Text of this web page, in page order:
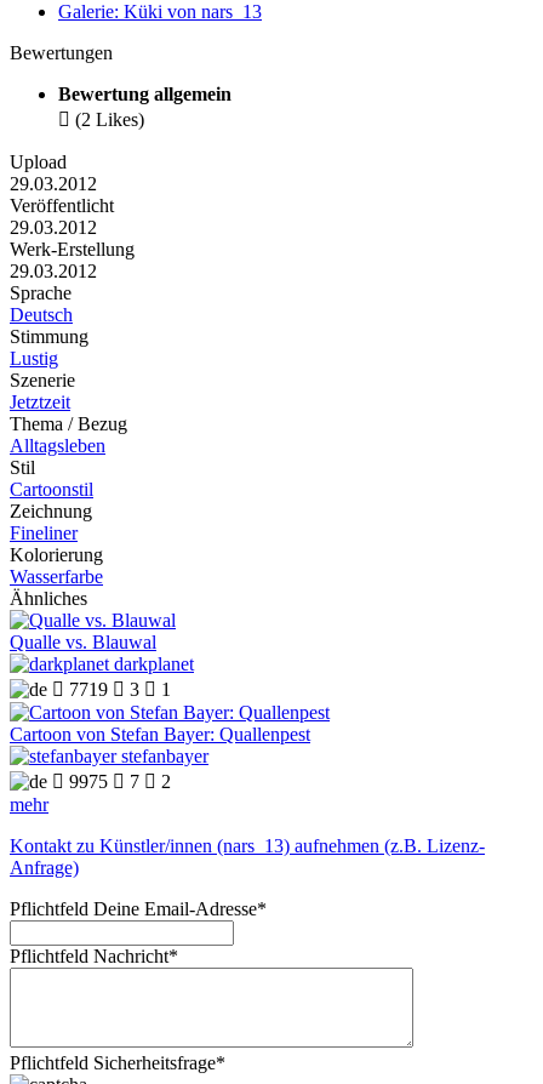
Galerie: Küki von nars_13
Bewertungen
Bewertung allgemein
 (2 Likes)
Upload
29.03.2012
Veröffentlicht
29.03.2012
Werk-Erstellung
29.03.2012
Sprache
Deutsch
Stimmung
Lustig
Szenerie
Jetztzeit
Thema / Bezug
Alltagsleben
Stil
Cartoonstil
Zeichnung
Fineliner
Kolorierung
Wasserfarbe
Ähnliches
Qualle vs. Blauwal
darkplanet
 7719  3  1
Cartoon von Stefan Bayer: Quallenpest
stefanbayer
 9975  7  2
mehr
Kontakt zu Künstler/innen (nars_13) aufnehmen (z.B. Lizenz-
Anfrage)
Pflichtfeld Deine Email-Adresse*
Pflichtfeld Nachricht*
Pflichtfeld Sicherheitsfrage*